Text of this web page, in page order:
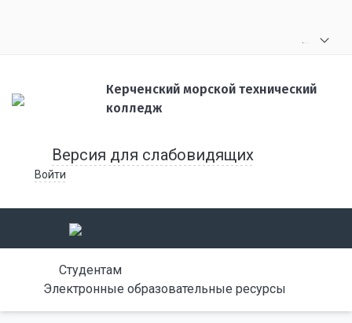
Керченский морской технический
колледж
Версия для слабовидящих
Войти
Студентам
Электронные образовательные ресурсы